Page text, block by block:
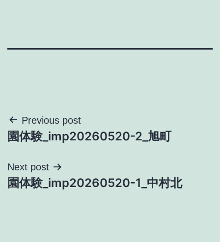
投
稿
ナ
ビ
Previous post
園体験_imp20260520-2_旭町
Next post
園体験_imp20260520-1_中村北